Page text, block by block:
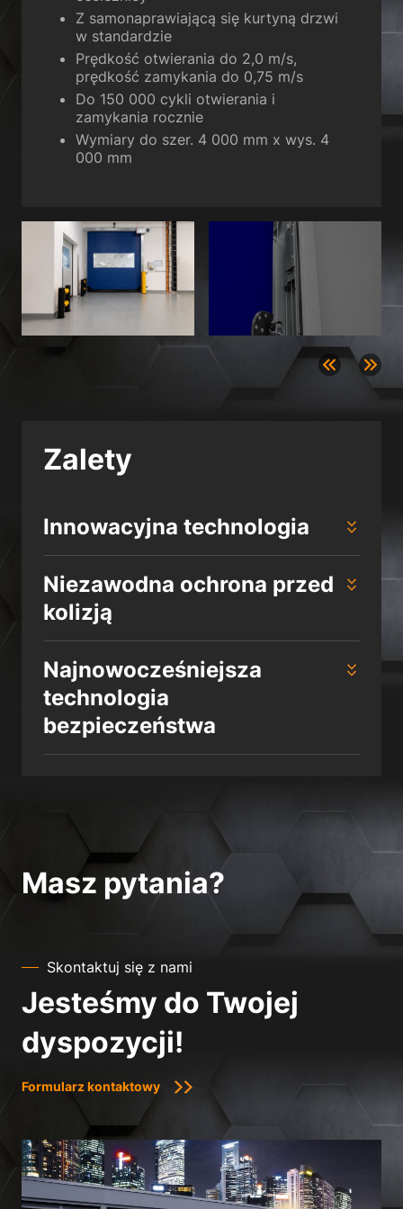
Z samonaprawiającą się kurtyną drzwi
w standardzie
Prędkość otwierania do 2,0 m/s,
prędkość zamykania do 0,75 m/s
Do 150 000 cykli otwierania i
zamykania rocznie
Wymiary do szer. 4 000 mm x wys. 4
000 mm
Zalety
Innowacyjna technologia
Niezawodna ochrona przed
kolizją
Najnowocześniejsza
technologia
bezpieczeństwa
Masz pytania?
Skontaktuj się z nami
Jesteśmy do Twojej
dyspozycji!
Formularz kontaktowy
Wróć
Preferencje prywatności
Niezbędne (1)
Niezbędne pliki cookie zapewniają podstawowe funkcje i są wymagane
do prawidłowego funkcjonowania strony internetowej.
Pokaż informacje o plikach cookie
Statystyczne (1)
Pokaż informacje o plikach cookie
Media zewnętrzne (2)
Treści z platform wideo i platform mediów społecznościowych są
domyślnie blokowane. Jeśli pliki cookie mediów zewnętrznych zostały
zaakceptowane, dostęp do tych zawartości nie wymaga już ręcznej